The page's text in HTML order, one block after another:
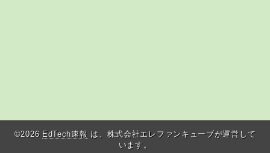
©2026 EdTech速報 は、株式会社エレファンキューブが運営して
います。